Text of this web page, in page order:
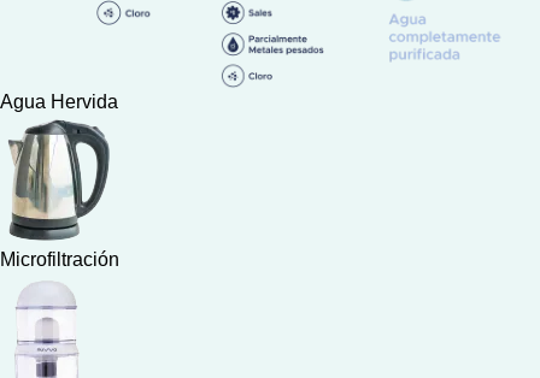
Agua Hervida
Microfiltración